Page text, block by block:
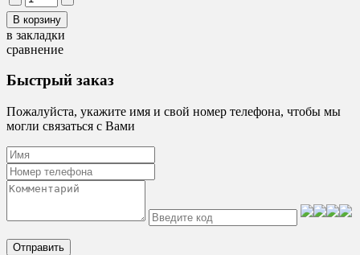
в закладки
сравнение
Быстрый заказ
Пожалуйста, укажите имя и свой номер телефона, чтобы мы
могли связаться с Вами
Отправить